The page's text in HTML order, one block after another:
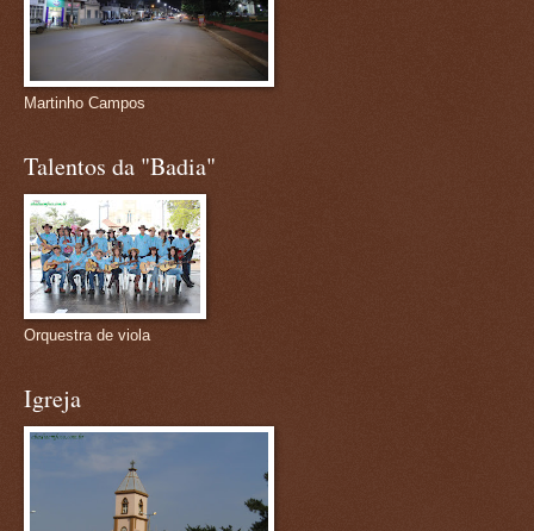
Martinho Campos
Talentos da "Badia"
Orquestra de viola
Igreja